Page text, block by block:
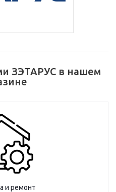
ЗЭТАРУС в нашем
и ремонт